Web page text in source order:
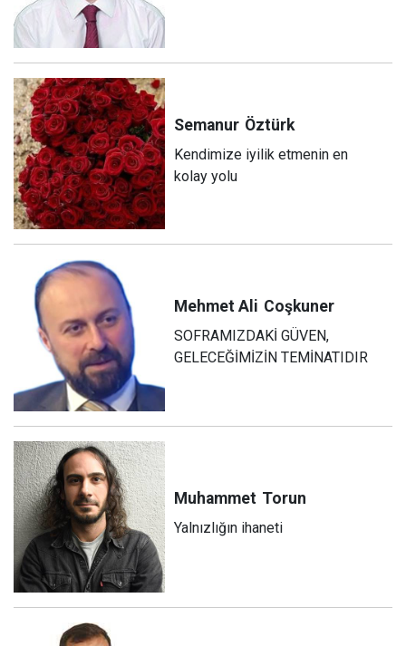
Semanur Öztürk
Kendimize iyilik etmenin en
kolay yolu
Mehmet Ali Coşkuner
SOFRAMIZDAKİ GÜVEN,
GELECEĞİMİZİN TEMİNATIDIR
Muhammet Torun
Yalnızlığın ihaneti